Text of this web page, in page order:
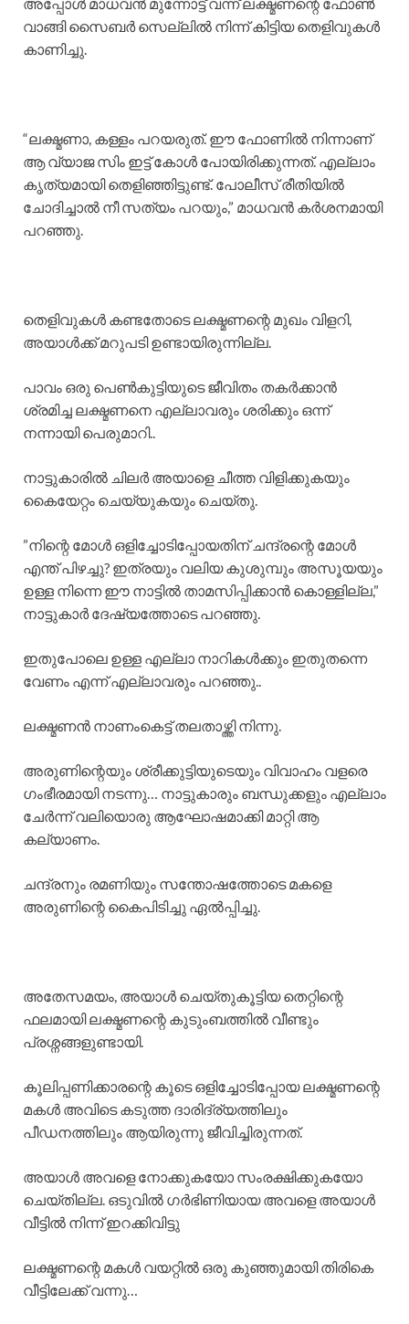
വാങ്ങി സൈബർ സെല്ലിൽ നിന്ന് കിട്ടിയ തെളിവുകൾ
കാണിച്ചു.
“ലക്ഷ്മണാ, കള്ളം പറയരുത്. ഈ ഫോണിൽ നിന്നാണ്
ആ വ്യാജ സിം ഇട്ട് കോൾ പോയിരിക്കുന്നത്. എല്ലാം
കൃത്യമായി തെളിഞ്ഞിട്ടുണ്ട്. പോലീസ് രീതിയിൽ
ചോദിച്ചാൽ നീ സത്യം പറയും,” മാധവൻ കർശനമായി
പറഞ്ഞു.
​തെളിവുകൾ കണ്ടതോടെ ലക്ഷ്മണന്റെ മുഖം വിളറി,
അയാൾക്ക് മറുപടി ഉണ്ടായിരുന്നില്ല.
​പാവം ഒരു പെൺകുട്ടിയുടെ ജീവിതം തകർക്കാൻ
ശ്രമിച്ച ലക്ഷ്മണനെ എല്ലാവരും ശരിക്കും ഒന്ന്
നന്നായി പെരുമാറി..
നാട്ടുകാരിൽ ചിലർ അയാളെ ചീത്ത വിളിക്കുകയും
കൈയേറ്റം ചെയ്യുകയും ചെയ്തു.
​”നിന്റെ മോൾ ഒളിച്ചോടിപ്പോയതിന് ചന്ദ്രന്റെ മോൾ
എന്ത് പിഴച്ചു? ഇത്രയും വലിയ കുശുമ്പും അസൂയയും
ഉള്ള നിന്നെ ഈ നാട്ടിൽ താമസിപ്പിക്കാൻ കൊള്ളില്ല,”
നാട്ടുകാർ ദേഷ്യത്തോടെ പറഞ്ഞു.
​ഇതുപോലെ ഉള്ള എല്ലാ നാറികൾക്കും ഇതുതന്നെ
വേണം എന്ന് എല്ലാവരും പറഞ്ഞു..
ലക്ഷ്മണൻ നാണംകെട്ട് തലതാഴ്ത്തി നിന്നു.
​അരുണിന്റെയും ശ്രീക്കുട്ടിയുടെയും വിവാഹം വളരെ
ഗംഭീരമായി നടന്നു… നാട്ടുകാരും ബന്ധുക്കളും എല്ലാം
ചേർന്ന് വലിയൊരു ആഘോഷമാക്കി മാറ്റി ആ
കല്യാണം.
ചന്ദ്രനും രമണിയും സന്തോഷത്തോടെ മകളെ
അരുണിന്റെ കൈപിടിച്ചു ഏൽപ്പിച്ചു.
​അതേസമയം, അയാൾ ചെയ്തുകൂട്ടിയ തെറ്റിന്റെ
ഫലമായി ലക്ഷ്മണന്റെ കുടുംബത്തിൽ വീണ്ടും
പ്രശ്നങ്ങളുണ്ടായി.
കൂലിപ്പണിക്കാരന്റെ കൂടെ ഒളിച്ചോടിപ്പോയ ലക്ഷ്മണന്റെ
മകൾ അവിടെ കടുത്ത ദാരിദ്ര്യത്തിലും
പീഡനത്തിലും ആയിരുന്നു ജീവിച്ചിരുന്നത്.
അയാൾ അവളെ നോക്കുകയോ സംരക്ഷിക്കുകയോ
ചെയ്തില്ല. ഒടുവിൽ ഗർഭിണിയായ അവളെ അയാൾ
വീട്ടിൽ നിന്ന് ഇറക്കിവിട്ടു
​ലക്ഷ്മണന്റെ മകൾ വയറ്റിൽ ഒരു കുഞ്ഞുമായി തിരികെ
വീട്ടിലേക്ക് വന്നു…